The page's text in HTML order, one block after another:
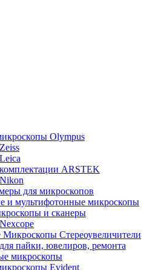
Olympus
ARSTEK
для микроскопов
и мультифотонные микроскопы
и сканеры
Микроскопы Стереоувеличители
пайки, ювелиров, ремонта
микроскопы
Evident